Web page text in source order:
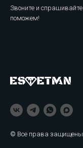
Звоните и
поможем!
© Все права защищены